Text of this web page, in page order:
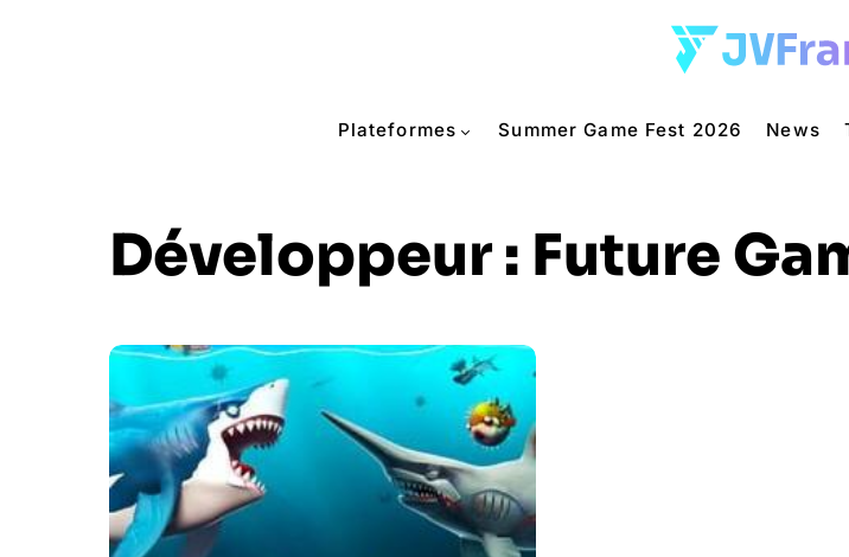
Plateformes Summer Game Fest 2026 News
Développeur : Future